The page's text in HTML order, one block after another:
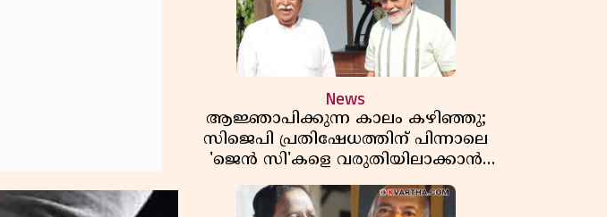
News
ആജ്ഞാപിക്കുന്ന കാലം കഴിഞ്ഞു;
സിജെപി പ്രതിഷേധത്തിന് പിന്നാലെ
'ജെൻ സി'കളെ വരുതിയിലാക്കാൻ
ആർഎസ്എസ് മേധാവിയുടെ പുതിയ
തന്ത്രങ്ങൾ ഫലിക്കുമോ?